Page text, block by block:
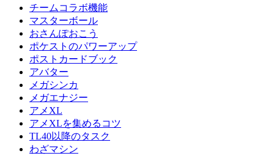
チームコラボ機能
マスターボール
おさんぽおこう
ポケストのパワーアップ
ポストカードブック
アバター
メガシンカ
メガエナジー
アメXL
アメXLを集めるコツ
TL40以降のタスク
わざマシン